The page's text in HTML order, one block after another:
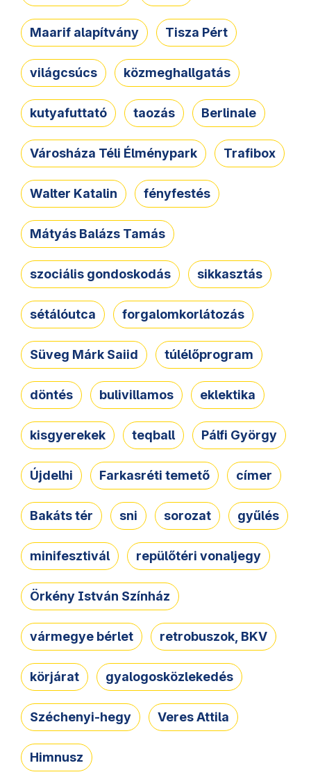
Maarif alapítvány Tisza Pért
világcsúcs közmeghallgatás
kutyafuttató taozás Berlinale
Városháza Téli Élménypark Trafibox
Walter Katalin fényfestés
Mátyás Balázs Tamás
szociális gondoskodás sikkasztás
sétálóutca forgalomkorlátozás
Süveg Márk Saiid túlélőprogram
döntés bulivillamos eklektika
kisgyerekek teqball Pálfi György
Újdelhi Farkasréti temető címer
Bakáts tér sni sorozat gyűlés
minifesztivál repülőtéri vonaljegy
Örkény István Színház
vármegye bérlet retrobuszok, BKV
körjárat gyalogosközlekedés
Széchenyi-hegy Veres Attila
Himnusz